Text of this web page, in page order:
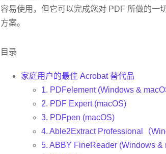
容易使用，但它可以完成您对 PDF 所做的一
方案。
目录
家庭用户的最佳 Acrobat 替代品
1. PDFelement (Windows &
2. PDF Expert (macOS)
3. PDFpen (macOS)
4. Able2Extract Professional（
5. ABBY FineReader (Windows &